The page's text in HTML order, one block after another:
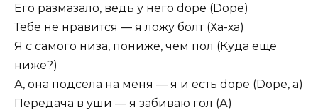
Его размазало, ведь у него dope (Dope)
Тебе не нравится — я ложу болт (Ха-ха)
Я с самого низа, пониже, чем пол (Куда еще
ниже?)
А, она подсела на меня — я и есть dope (Dope, а)
Передача в уши — я забиваю гол (А)